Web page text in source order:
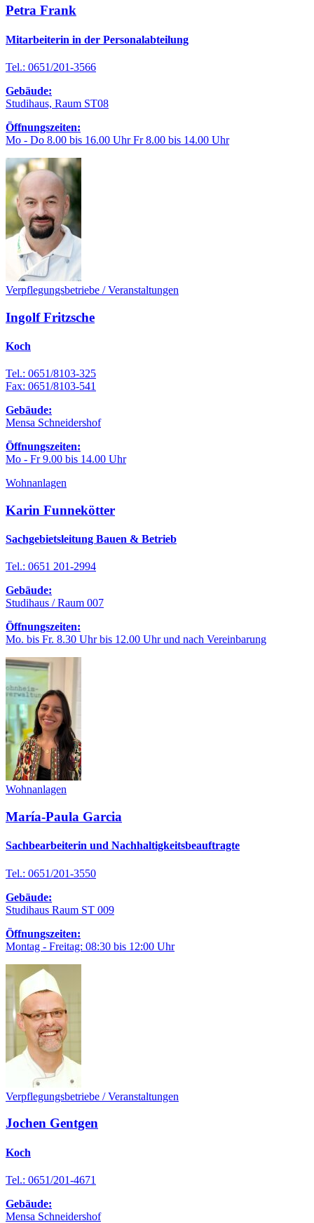
Petra Frank
Mitarbeiterin in der Personalabteilung
Tel.: 0651/201-3566
Gebäude:
Studihaus, Raum ST08
Öffnungszeiten:
Mo - Do 8.00 bis 16.00 Uhr Fr 8.00 bis 14.00 Uhr
Verpflegungsbetriebe / Veranstaltungen
Ingolf Fritzsche
Koch
Tel.: 0651/8103-325
Fax: 0651/8103-541
Gebäude:
Mensa Schneidershof
Öffnungszeiten:
Mo - Fr 9.00 bis 14.00 Uhr
Wohnanlagen
Karin Funnekötter
Sachgebietsleitung Bauen & Betrieb
Tel.: 0651 201-2994
Gebäude:
Studihaus / Raum 007
Öffnungszeiten:
Mo. bis Fr. 8.30 Uhr bis 12.00 Uhr und nach Vereinbarung
Wohnanlagen
María-Paula Garcia
Sachbearbeiterin und Nachhaltigkeitsbeauftragte
Tel.: 0651/201-3550
Gebäude:
Studihaus Raum ST 009
Öffnungszeiten:
Montag - Freitag: 08:30 bis 12:00 Uhr
Verpflegungsbetriebe / Veranstaltungen
Jochen Gentgen
Koch
Tel.: 0651/201-4671
Gebäude:
Mensa Schneidershof